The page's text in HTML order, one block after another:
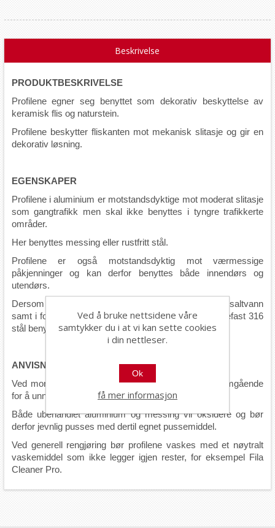
Beskrivelse
PRODUKTBESKRIVELSE
Profilene egner seg benyttet som dekorativ beskyttelse av
keramisk flis og naturstein.
Profilene beskytter fliskanten mot mekanisk slitasje og gir en
dekorativ løsning.
EGENSKAPER
Profilene i aluminium er motstandsdyktige mot moderat slitasje
som gangtrafikk men skal ikke benyttes i tyngre trafikkerte
områder.
Her benyttes messing eller rustfritt stål.
Profilene er også motstandsdyktig mot værmessige
påkjenninger og kan derfor benyttes både innendørs og
utendørs.
Dersom profiler skal benyttes utendørs i nærheten av saltvann
samt i forbindelse med klorvann må kun profiler i syrefast 316
stål benyttes.
ANVISNINGER FOR DRIFT OG VEDLIKEHOLD
Ved montering bør eventuelt søl fra flislim fjernes omgående
for å unngå flekker.
Både ubehandlet aluminium og messing vil oksidere og bør
derfor jevnlig pusses med dertil egnet pussemiddel.
Ved generell rengjøring bør profilene vaskes med et nøytralt
vaskemiddel som ikke legger igjen rester, for eksempel Fila
Cleaner Pro.
Ved å bruke nettsidene våre
samtykker du i at vi kan sette cookies
i din nettleser.
Ok
få mer informasjon